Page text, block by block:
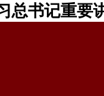
总书记重要